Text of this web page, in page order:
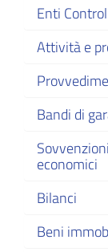
Enti
Attività e
Bandi di
economici
Bilanci
Beni